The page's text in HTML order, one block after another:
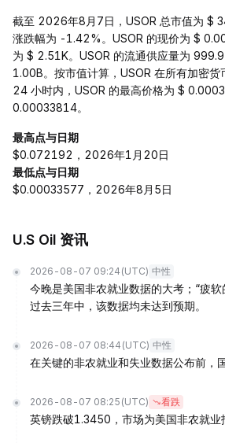
截至 2026年8月7日，USOR 总市值为 $
涨跌幅为 -1.42%。USOR 的现价为 $
为 $ 2.51K。USOR 的流通供应量为
1.00B。按市值计算，USOR 在所有加密
24 小时内，USOR 的最高价格为 $
0.00033814。
最高点与日期
$0.072192，2026年1月20日
最低点与日期
$0.00033577，2026年8月5日
U.S Oil 资讯
2026-08-07 09:24 (UTC) 中性
今晚是美国非农就业数据的大考；“疲软
过去三年中，该数据均未达到预期。
2026-08-07 08:44 (UTC) 中性
在关键的非农就业和失业数据公布前，
2026-08-07 08:25 (UTC) 看跌
英镑跌破1.3450，市场为美国非农就业